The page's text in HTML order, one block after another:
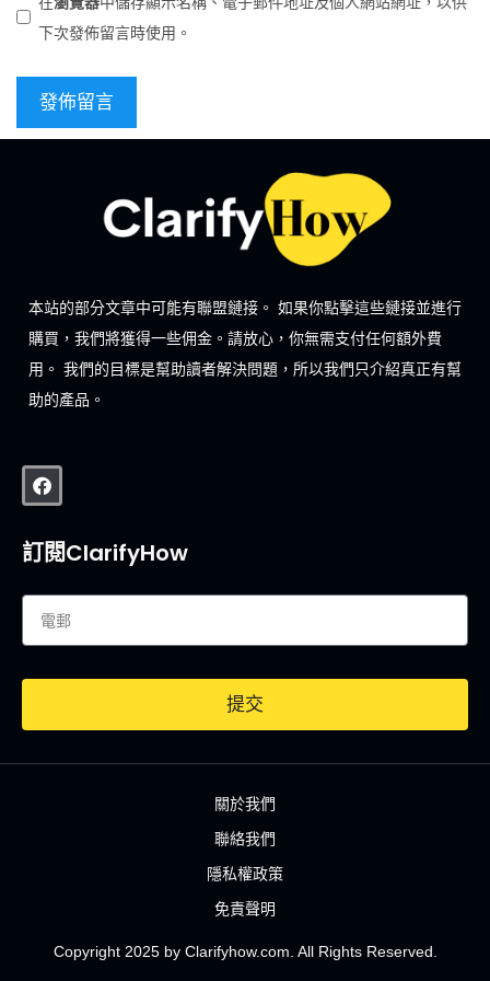
下次發佈留言時使用。
本站的部分文章中可能有聯盟鏈接。 如果你點擊這些鏈接並進行
購買，我們將獲得一些佣金。請放心，你無需支付任何額外費
用。 我們的目標是幫助讀者解決問題，所以我們只介紹真正有幫
助的產品。
訂閱ClarifyHow
提交
關於我們
聯絡我們
隱私權政策
免責聲明
Copyright 2025 by Clarifyhow.com. All Rights Reserved.